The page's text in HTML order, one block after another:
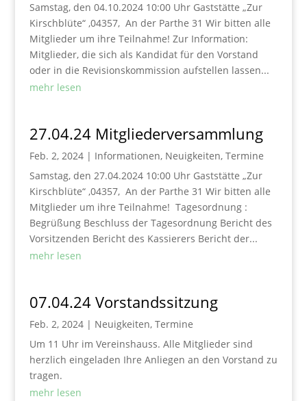
Samstag, den 04.10.2024 10:00 Uhr Gaststätte „Zur
Kirschblüte“ ,04357, An der Parthe 31 Wir bitten alle
Mitglieder um ihre Teilnahme! Zur Information:
Mitglieder, die sich als Kandidat für den Vorstand
oder in die Revisionskommission aufstellen lassen...
mehr lesen
27.04.24 Mitgliederversammlung
Feb. 2, 2024| Informationen, Neuigkeiten, Termine
Samstag, den 27.04.2024 10:00 Uhr Gaststätte „Zur
Kirschblüte“ ,04357, An der Parthe 31 Wir bitten alle
Mitglieder um ihre Teilnahme! Tagesordnung :
Begrüßung Beschluss der Tagesordnung Bericht des
Vorsitzenden Bericht des Kassierers Bericht der...
mehr lesen
07.04.24 Vorstandssitzung
Feb. 2, 2024| Neuigkeiten, Termine
Um 11 Uhr im Vereinshauss. Alle Mitglieder sind
herzlich eingeladen Ihre Anliegen an den Vorstand zu
tragen.
mehr lesen